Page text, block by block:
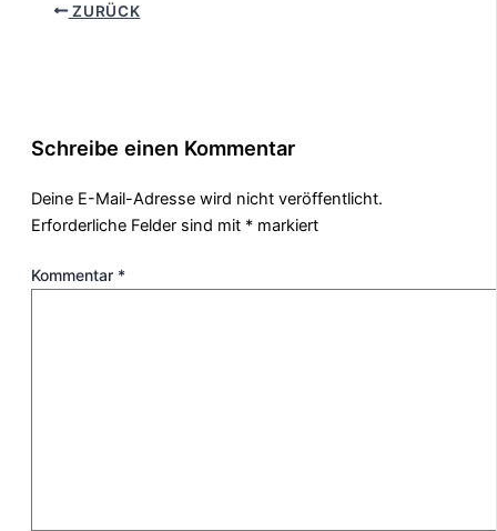
ZURÜCK
Schreibe einen Kommentar
Deine E-Mail-Adresse wird nicht veröffentlicht.
Erforderliche Felder sind mit * markiert
Kommentar *